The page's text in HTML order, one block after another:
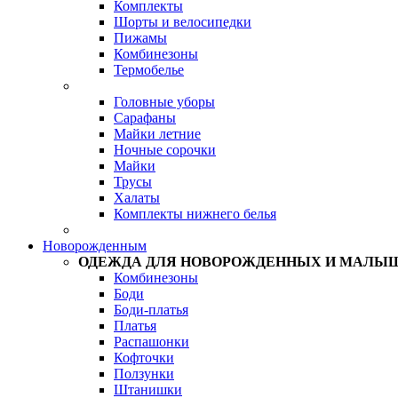
Комплекты
Шорты и велосипедки
Пижамы
Комбинезоны
Термобелье
Головные уборы
Сарафаны
Майки летние
Ночные сорочки
Майки
Трусы
Халаты
Комплекты нижнего белья
Новорожденным
ОДЕЖДА ДЛЯ НОВОРОЖДЕННЫХ И
Комбинезоны
Боди
Боди-платья
Платья
Распашонки
Кофточки
Ползунки
Штанишки